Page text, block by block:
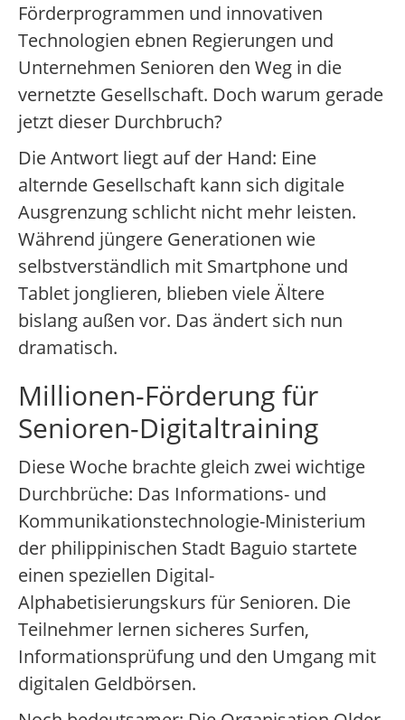
Förderprogrammen und innovativen
Technologien ebnen Regierungen und
Unternehmen Senioren den Weg in die
vernetzte Gesellschaft. Doch warum gerade
jetzt dieser Durchbruch?
Die Antwort liegt auf der Hand: Eine
alternde Gesellschaft kann sich digitale
Ausgrenzung schlicht nicht mehr leisten.
Während jüngere Generationen wie
selbstverständlich mit Smartphone und
Tablet jonglieren, blieben viele Ältere
bislang außen vor. Das ändert sich nun
dramatisch.
Millionen-Förderung für
Senioren-Digitaltraining
Diese Woche brachte gleich zwei wichtige
Durchbrüche: Das Informations- und
Kommunikationstechnologie-Ministerium
der philippinischen Stadt Baguio startete
einen speziellen Digital-
Alphabetisierungskurs für Senioren. Die
Teilnehmer lernen sicheres Surfen,
Informationsprüfung und den Umgang mit
digitalen Geldbörsen.